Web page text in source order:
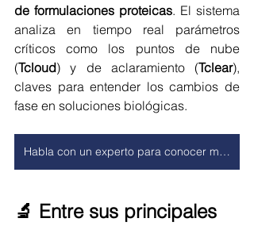
de formulaciones proteicas. El sistema
analiza en tiempo real parámetros
críticos como los puntos de nube
(Tcloud) y de aclaramiento (Tclear),
claves para entender los cambios de
fase en soluciones biológicas.
Habla con un experto para conocer más sobre Technobis en BPL
🔬 Entre sus principales